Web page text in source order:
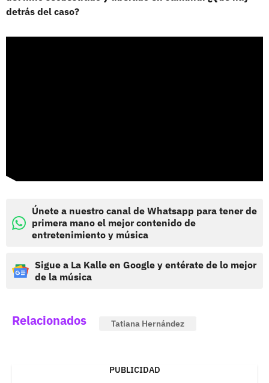
detrás del caso?
Únete a nuestro canal de Whatsapp para tener de
primera mano el mejor contenido de
entretenimiento y música
Sigue a La Kalle en Google y entérate de lo mejor
de la música
Relacionados Tatiana Hernández
PUBLICIDAD